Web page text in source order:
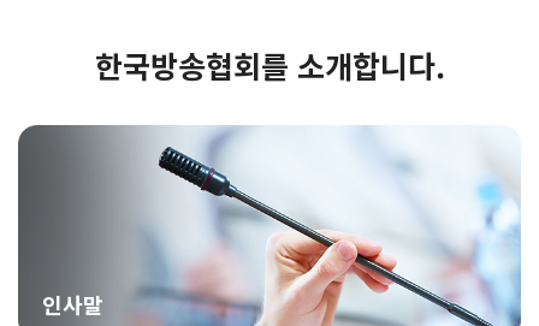
한국방송협회를 소개합니다.
인사말